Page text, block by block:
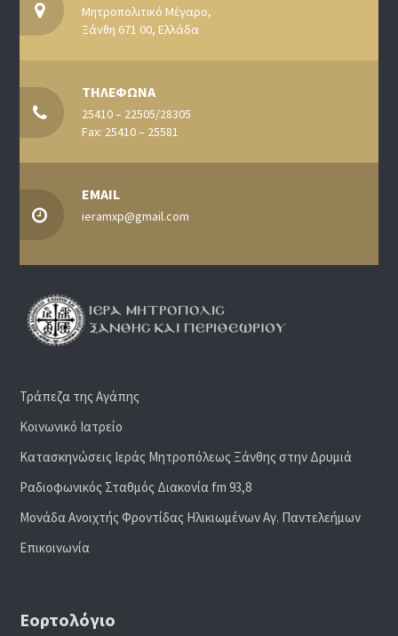
Μητροπολιτικό Μέγαρο,
Ξάνθη 671 00, Ελλάδα
ΤΗΛΕΦΩΝΑ
25410 – 22505/28305
Fax: 25410 – 25581
EMAIL
ieramxp@gmail.com
Τράπεζα της Αγάπης
Κοινωνικό Ιατρείο
Κατασκηνώσεις Ιεράς Μητροπόλεως Ξάνθης στην Δρυμιά
Ραδιoφωνικός Σταθμός Διακονία fm 93,8
Μονάδα Ανοιχτής Φροντίδας Ηλικιωμένων Αγ. Παντελεήμων
Επικοινωνία
Εορτολόγιο